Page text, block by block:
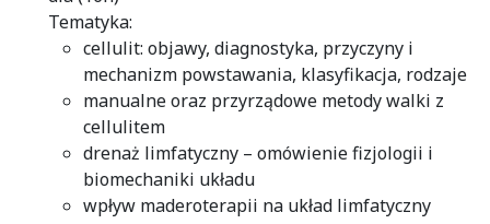
Tematyka:
cellulit: objawy, diagnostyka, przyczyny i
mechanizm powstawania, klasyfikacja, rodzaje
manualne oraz przyrządowe metody walki z
cellulitem
drenaż limfatyczny – omówienie fizjologii i
biomechaniki układu
wpływ maderoterapii na układ limfatyczny